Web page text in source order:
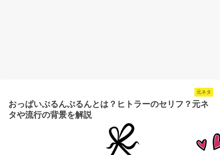
元ネタ
おっぱいぷるんぷるんとは？ヒトラーのセリフ？元ネ
タや流行の背景を解説